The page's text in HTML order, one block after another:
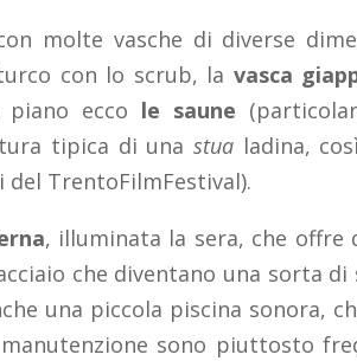
molte vasche di diverse
con lo scrub, la vasca
ecco le saune
tipica di unastua ladina,
del TrentoFilmFestival).
, illuminata la sera, che offre
che diventano una sorta di
una piccola piscina sonora,
sono piuttosto